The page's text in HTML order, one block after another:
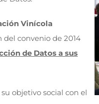
Vinícola
convenio de 2014
de Datos a sus
objetivo social con el